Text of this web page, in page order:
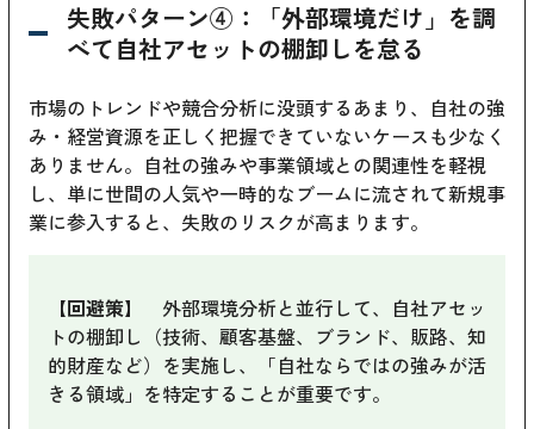
失敗パターン④：「外部環境だけ」を調
べて自社アセットの棚卸しを怠る
市場のトレンドや競合分析に没頭するあまり、自社の強
み・経営資源を正しく把握できていないケースも少なく
ありません。自社の強みや事業領域との関連性を軽視
し、単に世間の人気や一時的なブームに流されて新規事
業に参入すると、失敗のリスクが高まります。
【回避策】
外部環境分析と並行して、自社アセッ
トの棚卸し（技術、顧客基盤、ブランド、販路、知
的財産など）を実施し、「自社ならではの強みが活
きる領域」を特定することが重要です。